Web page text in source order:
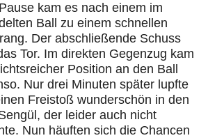
kam es nach einem im
Ball zu einem schnellen
Der abschließende Schuss
Tor. Im direkten Gegenzug kam
Position an den Ball
Nur drei Minuten später lupfte
Freistoß wunderschön in den
der leider auch nicht
Nun häuften sich die Chancen